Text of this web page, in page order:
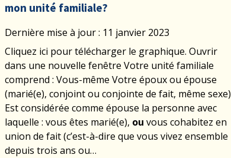
mon unité familiale?
Dernière mise à jour : 11 janvier 2023
Cliquez ici pour télécharger le graphique. Ouvrir
dans une nouvelle fenêtre Votre unité familiale
comprend : Vous-même Votre époux ou épouse
(marié(e), conjoint ou conjointe de fait, même sexe)
Est considérée comme épouse la personne avec
laquelle : vous êtes marié(e), ou vous cohabitez en
union de fait (c’est-à-dire que vous vivez ensemble
depuis trois ans ou…